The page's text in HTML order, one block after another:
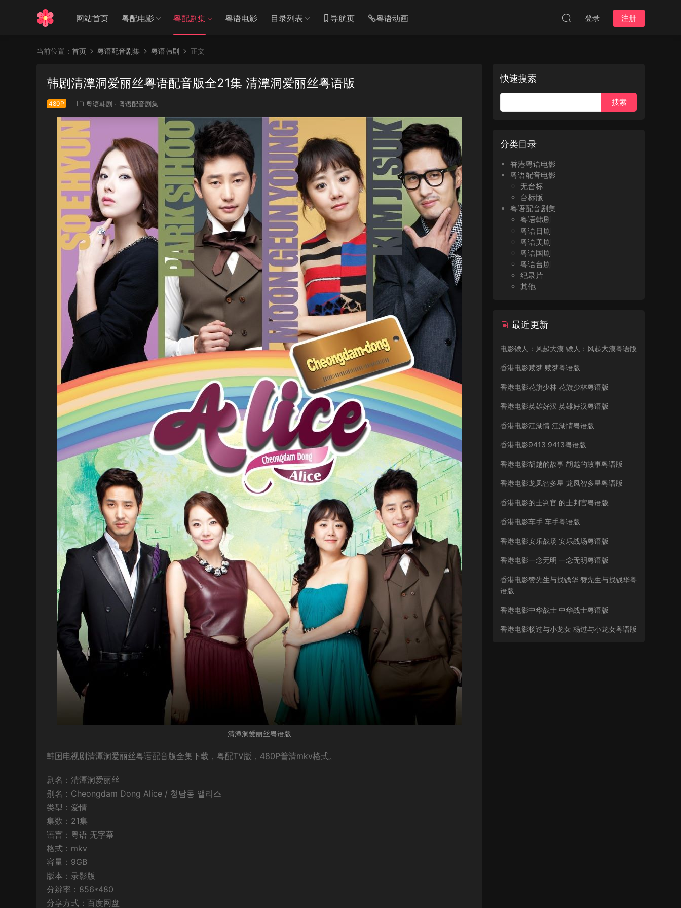
网站首页 粤配电影 粤配剧集 粤语电影 目录列表 导航页 粤语动画 登录 注册
当前位置： 首页 粤语配音剧集 粤语韩剧 正文
韩剧清潭洞爱丽丝粤语配音版全21集 清潭洞爱丽丝粤语版
480P 粤语韩剧 · 粤语配音剧集
清潭洞爱丽丝粤语版
韩国电视剧清潭洞爱丽丝粤语配音版全集下载，粤配TV版，480P普清mkv格式。
剧名：清潭洞爱丽丝
别名：Cheongdam Dong Alice / 청담동 앨리스
类型：爱情
集数：21集
语言：粤语 无字幕
格式：mkv
容量：9GB
版本：录影版
分辨率：856*480
分享方式：百度网盘
快速搜索
分类目录
香港粤语电影
粤语配音电影
无台标
台标版
粤语配音剧集
粤语韩剧
粤语日剧
粤语美剧
粤语国剧
粤语台剧
纪录片
其他
最近更新
电影镖人：风起大漠 镖人：风起大漠粤语版
香港电影赎梦 赎梦粤语版
香港电影花旗少林 花旗少林粤语版
香港电影英雄好汉 英雄好汉粤语版
香港电影江湖情 江湖情粤语版
香港电影9413 9413粤语版
香港电影胡越的故事 胡越的故事粤语版
香港电影龙凤智多星 龙凤智多星粤语版
香港电影的士判官 的士判官粤语版
香港电影车手 车手粤语版
香港电影安乐战场 安乐战场粤语版
香港电影一念无明 一念无明粤语版
香港电影赞先生与找钱华 赞先生与找钱华粤
语版
香港电影中华战士 中华战士粤语版
香港电影杨过与小龙女 杨过与小龙女粤语版